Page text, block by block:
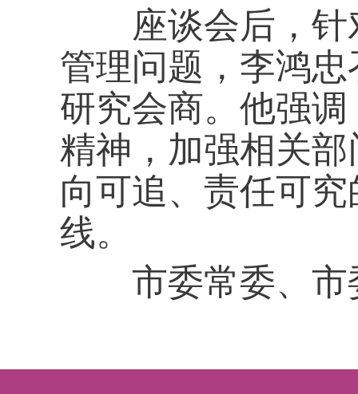
座谈会后，针
管理问题，李鸿
研究会商。他强
精神，加强相关
向可追、责任可
线。
市委常委、市